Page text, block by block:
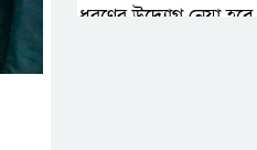
ধরণের উদ্যোগ নেয়া হবে